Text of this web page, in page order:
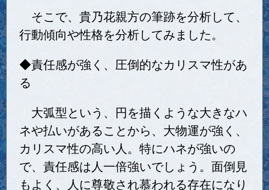
そこで、貴乃花親方の筆跡を分析して、
行動傾向や性格を分析してみました。
◆責任感が強く、圧倒的なカリスマ性があ
る
大弧型という、円を描くような大きなハ
ネや払いがあることから、大物運が強く、
カリスマ性の高い人。特にハネが強いの
で、責任感は人一倍強いでしょう。面倒見
もよく、人に尊敬され慕われる存在になり